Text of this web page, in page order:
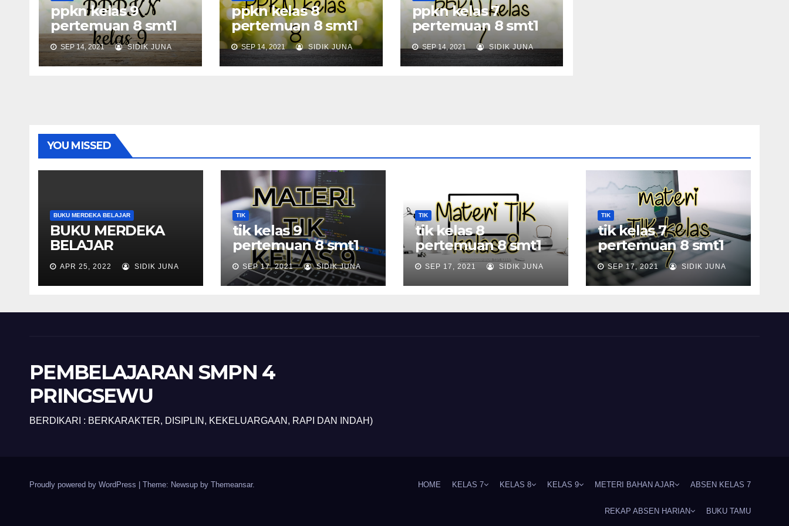
ppkn kelas 9
pertemuan 8 smt1
SEP 14, 2021 SIDIK JUNA
ppkn kelas 8
pertemuan 8 smt1
SEP 14, 2021 SIDIK JUNA
ppkn kelas 7
pertemuan 8 smt1
SEP 14, 2021 SIDIK JUNA
YOU MISSED
BUKU MERDEKA BELAJAR
BUKU MERDEKA
BELAJAR
APR 25, 2022 SIDIK JUNA
TIK
tik kelas 9
pertemuan 8 smt1
SEP 17, 2021 SIDIK JUNA
TIK
tik kelas 8
pertemuan 8 smt1
SEP 17, 2021 SIDIK JUNA
TIK
tik kelas 7
pertemuan 8 smt1
SEP 17, 2021 SIDIK JUNA
PEMBELAJARAN SMPN 4
PRINGSEWU
BERDIKARI : BERKARAKTER, DISIPLIN, KEKELUARGAAN, RAPI DAN INDAH)
Proudly powered by WordPress Theme: Newsup by Themeansar. HOME KELAS 7 KELAS 8 KELAS 9 METERI BAHAN AJAR ABSEN KELAS 7
REKAP ABSEN HARIAN BUKU TAMU